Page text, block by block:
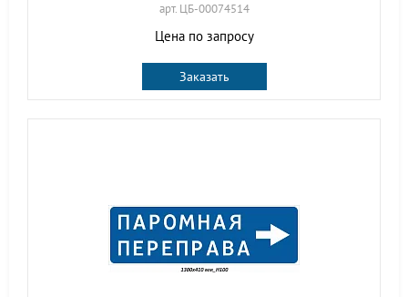
арт. ЦБ-00074514
Цена по запросу
Заказать